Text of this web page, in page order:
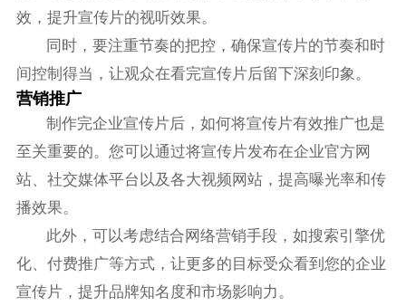
效，提升宣传片的视听效果。
同时，要注重节奏的把控，确保宣传片的节奏和时
间控制得当，让观众在看完宣传片后留下深刻印象。
营销推广
制作完企业宣传片后，如何将宣传片有效推广也是
至关重要的。您可以通过将宣传片发布在企业官方网
站、社交媒体平台以及各大视频网站，提高曝光率和传
播效果。
此外，可以考虑结合网络营销手段，如搜索引擎优
化、付费推广等方式，让更多的目标受众看到您的企业
宣传片，提升品牌知名度和市场影响力。